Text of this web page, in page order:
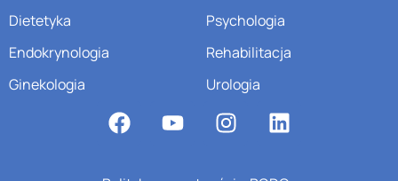
Dietetyka
Endokrynologia
Ginekologia
Psychologia
Rehabilitacja
Urologia